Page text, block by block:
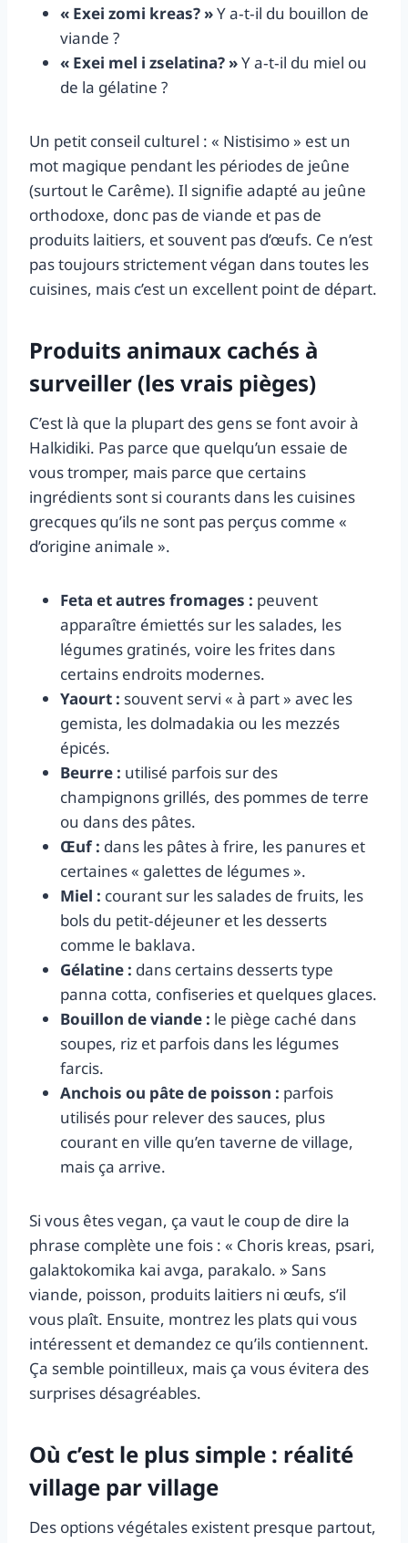
« Exei zomi kreas? »Y a‑t‑il du bouillon de
viande ?
« Exei mel i zselatina? »Y a‑t‑il du miel ou
de la gélatine ?
Un petit conseil culturel : « Nistisimo » est un
mot magique pendant les périodes de jeûne
(surtout le Carême). Il signifie adapté au jeûne
orthodoxe, donc pas de viande et pas de
produits laitiers, et souvent pas d’œufs. Ce n’est
pas toujours strictement végan dans toutes les
cuisines, mais c’est un excellent point de départ.
Produits animaux cachés à
surveiller (les vrais pièges)
C’est là que la plupart des gens se font avoir à
Halkidiki. Pas parce que quelqu’un essaie de
vous tromper, mais parce que certains
ingrédients sont si courants dans les cuisines
grecques qu’ils ne sont pas perçus comme «
d’origine animale ».
Feta et autres fromages : peuvent
apparaître émiettés sur les salades, les
légumes gratinés, voire les frites dans
certains endroits modernes.
Yaourt : souvent servi « à part » avec les
gemista, les dolmadakia ou les mezzés
épicés.
Beurre : utilisé parfois sur des
champignons grillés, des pommes de terre
ou dans des pâtes.
Œuf : dans les pâtes à frire, les panures et
certaines « galettes de légumes ».
Miel : courant sur les salades de fruits, les
bols du petit‑déjeuner et les desserts
comme le baklava.
Gélatine : dans certains desserts type
panna cotta, confiseries et quelques glaces.
Bouillon de viande : le piège caché dans
soupes, riz et parfois dans les légumes
farcis.
Anchois ou pâte de poisson : parfois
utilisés pour relever des sauces, plus
courant en ville qu’en taverne de village,
mais ça arrive.
Si vous êtes vegan, ça vaut le coup de dire la
phrase complète une fois : « Choris kreas, psari,
galaktokomika kai avga, parakalo. » Sans
viande, poisson, produits laitiers ni œufs, s’il
vous plaît. Ensuite, montrez les plats qui vous
intéressent et demandez ce qu’ils contiennent.
Ça semble pointilleux, mais ça vous évitera des
surprises désagréables.
Où c’est le plus simple : réalité
village par village
Des options végétales existent presque partout,